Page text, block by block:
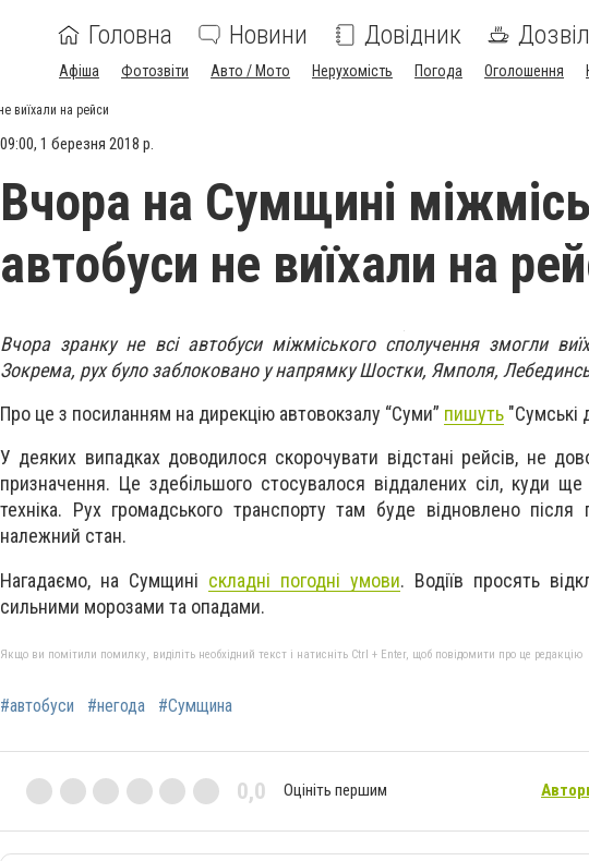
Головна Новини Довідник
Афіша Фотозвіти Авто / Мото Нерухомість Погода Оголошення
виїхали на рейси
09:00, 1 березня 2018 р.
Вчора на Сумщині
автобуси не виїхали на
Вчора зранку не всі автобуси міжміського сполучення змогли
Зокрема, рух було заблоковано у напрямку Шостки, Ямполя,
Про це з посиланням на дирекцію автовокзалу “Суми” пишуть "Сумські
У деяких випадках доводилося скорочувати відстані рейсів, не
призначення. Це здебільшого стосувалося віддалених сіл, куди ще
техніка. Рух громадського транспорту там буде відновлено
належний стан.
Нагадаємо, на Сумщині складні погодні умови. Водіїв просять
сильними морозами та опадами.
Якщо ви помітили помилку, виділіть необхідний текст і натисніть Ctrl + Enter, щоб повідомити про це редакцію
#автобуси #негода #Сумщина
0,0 Оцініть першим